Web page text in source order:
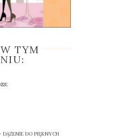
TYM
DĄŻENIE DO PIĘKNYCH